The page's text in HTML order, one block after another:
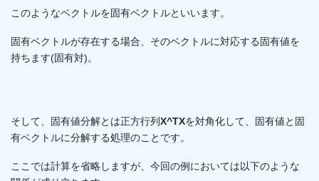
このようなベクトルを固有ベクトルといいます。
固有ベクトルが存在する場合、そのベクトルに対応する固有値を
持ちます(固有対)。
そして、固有値分解とは正方行列X^TXを対角化して、固有値と固
有ベクトルに分解する処理のことです。
ここでは計算を省略しますが、今回の例においては以下のような